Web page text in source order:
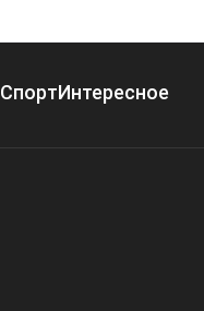
СпортИнтересное